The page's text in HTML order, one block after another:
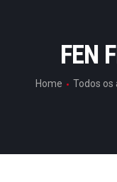
FEN
Home Todos os
ARTIGOS